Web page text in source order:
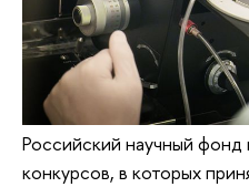
Российский научный фонд
конкурсов, в которых